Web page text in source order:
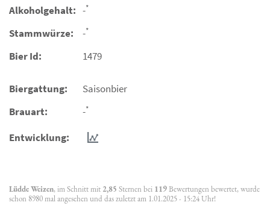
Alkoholgehalt: -*
Stammwürze: -*
Bier Id: 1479
Biergattung:
Saisonbier
Brauart:
-*
Entwicklung:
Lüdde Weizen, im Schnitt mit 2,85 Sternen bei 119Bewertungen bewertet, wurde
schon 8980 mal angesehen und das zuletzt am 1.01.2025 - 15:24 Uhr!